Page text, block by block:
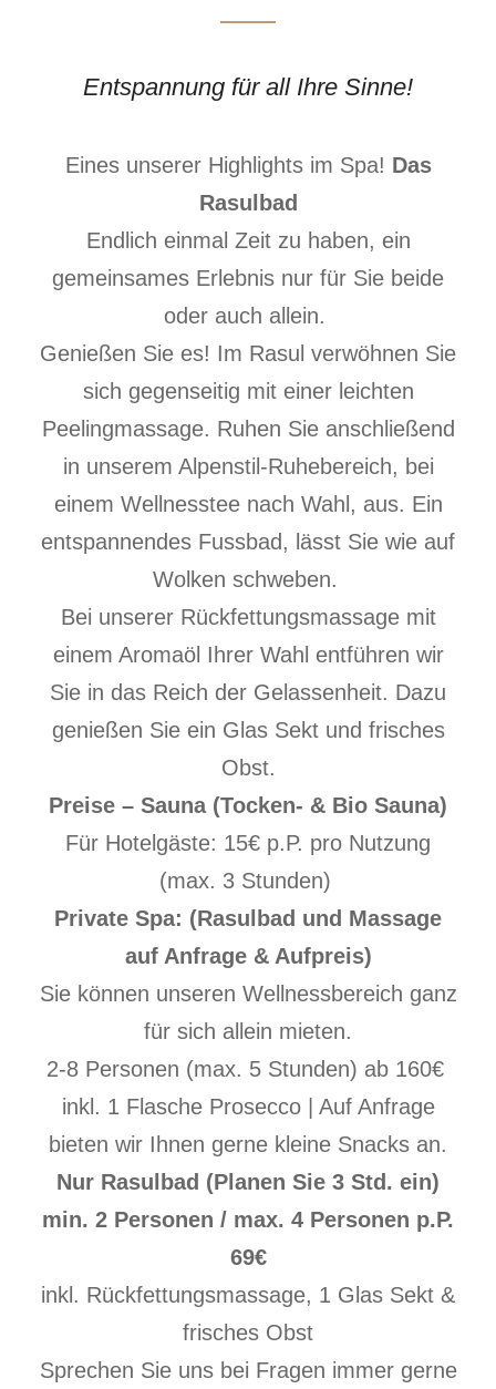
keine Wünsche offen.
Hier können Sie dem Alltag entfliehen
Entspannung für all Ihre Sinne!
Eines unserer Highlights im Spa! Das
Rasulbad
Endlich einmal Zeit zu haben, ein
gemeinsames Erlebnis nur für Sie beide
oder auch allein.
Genießen Sie es! Im Rasul verwöhnen Sie
sich gegenseitig mit einer leichten
Peelingmassage. Ruhen Sie anschließend
in unserem Alpenstil-Ruhebereich, bei
einem Wellnesstee nach Wahl, aus. Ein
entspannendes Fussbad, lässt Sie wie auf
Wolken schweben.
Bei unserer Rückfettungsmassage mit
einem Aromaöl Ihrer Wahl entführen wir
Sie in das Reich der Gelassenheit. Dazu
genießen Sie ein Glas Sekt und frisches
Obst.
Preise – Sauna (Tocken- & Bio Sauna)
Für Hotelgäste: 15€ p.P. pro Nutzung
(max. 3 Stunden)
Private Spa: (Rasulbad und Massage
auf Anfrage & Aufpreis)
Sie können unseren Wellnessbereich ganz
für sich allein mieten.
2-8 Personen (max. 5 Stunden) ab 160€
inkl. 1 Flasche Prosecco | Auf Anfrage
bieten wir Ihnen gerne kleine Snacks an.
Nur Rasulbad (Planen Sie 3 Std. ein)
min. 2 Personen / max. 4 Personen p.P.
69€
inkl. Rückfettungsmassage, 1 Glas Sekt &
frisches Obst
Sprechen Sie uns bei Fragen immer gerne